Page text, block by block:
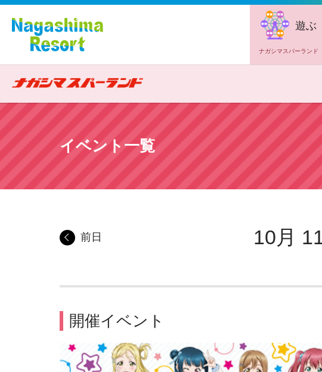
遊ぶ
ナガシマスパーランド
イベント一覧
10月
前日
開催イベント